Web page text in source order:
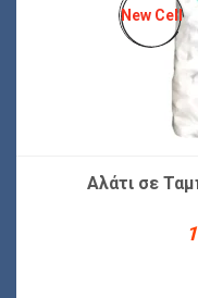
New Cell
Αλάτι σε